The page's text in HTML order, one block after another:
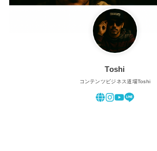
Toshi
コンテンツビジネス道場Toshi